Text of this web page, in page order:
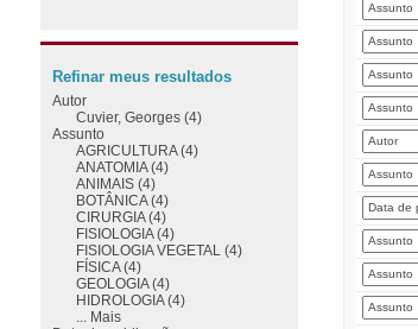
Refinar meus resultados
Autor
Cuvier, Georges (4)
Assunto
AGRICULTURA (4)
ANATOMIA (4)
ANIMAIS (4)
BOTÂNICA (4)
CIRURGIA (4)
FISIOLOGIA (4)
FISIOLOGIA VEGETAL (4)
FÍSICA (4)
GEOLOGIA (4)
HIDROLOGIA (4)
... Mais